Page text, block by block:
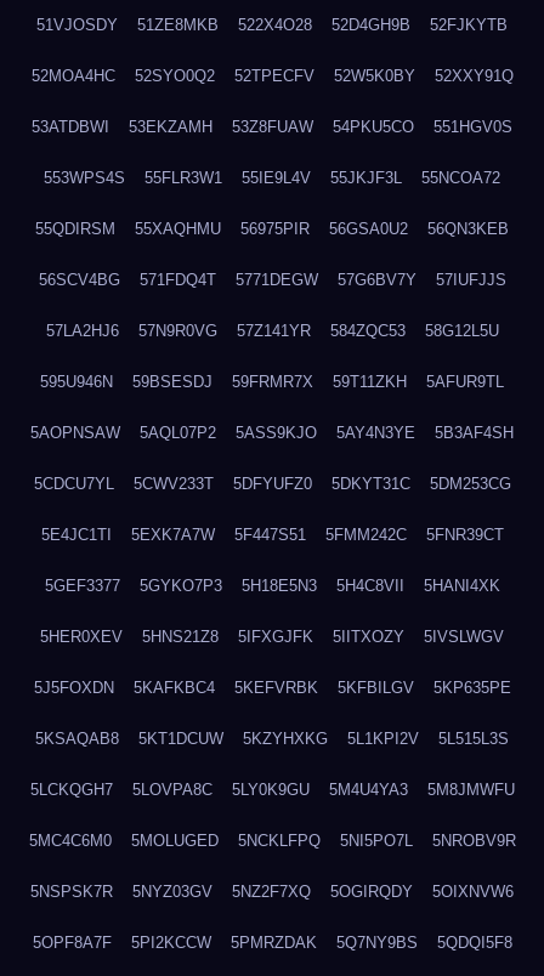
51VJOSDY 51ZE8MKB 522X4O28 52D4GH9B 52FJKYTB
52MOA4HC 52SYO0Q2 52TPECFV 52W5K0BY 52XXY91Q
53ATDBWI 53EKZAMH 53Z8FUAW 54PKU5CO 551HGV0S
553WPS4S 55FLR3W1 55IE9L4V 55JKJF3L 55NCOA72
55QDIRSM 55XAQHMU 56975PIR 56GSA0U2 56QN3KEB
56SCV4BG 571FDQ4T 5771DEGW 57G6BV7Y 57IUFJJS
57LA2HJ6 57N9R0VG 57Z141YR 584ZQC53 58G12L5U
595U946N 59BSESDJ 59FRMR7X 59T11ZKH 5AFUR9TL
5AOPNSAW 5AQL07P2 5ASS9KJO 5AY4N3YE 5B3AF4SH
5CDCU7YL 5CWV233T 5DFYUFZ0 5DKYT31C 5DM253CG
5E4JC1TI 5EXK7A7W 5F447S51 5FMM242C 5FNR39CT
5GEF3377 5GYKO7P3 5H18E5N3 5H4C8VII 5HANI4XK
5HER0XEV 5HNS21Z8 5IFXGJFK 5IITXOZY 5IVSLWGV
5J5FOXDN 5KAFKBC4 5KEFVRBK 5KFBILGV 5KP635PE
5KSAQAB8 5KT1DCUW 5KZYHXKG 5L1KPI2V 5L515L3S
5LCKQGH7 5LOVPA8C 5LY0K9GU 5M4U4YA3 5M8JMWFU
5MC4C6M0 5MOLUGED 5NCKLFPQ 5NI5PO7L 5NROBV9R
5NSPSK7R 5NYZ03GV 5NZ2F7XQ 5OGIRQDY 5OIXNVW6
5OPF8A7F 5PI2KCCW 5PMRZDAK 5Q7NY9BS 5QDQI5F8